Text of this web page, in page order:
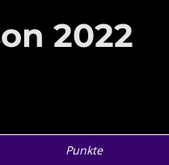
2022
Punkte